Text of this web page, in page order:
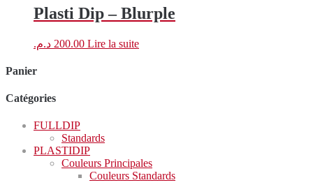
Plasti Dip – Blurple
200.00 د.م. Lire la suite
Panier
Catégories
FULLDIP
Standards
PLASTIDIP
Couleurs Principales
Couleurs Standards